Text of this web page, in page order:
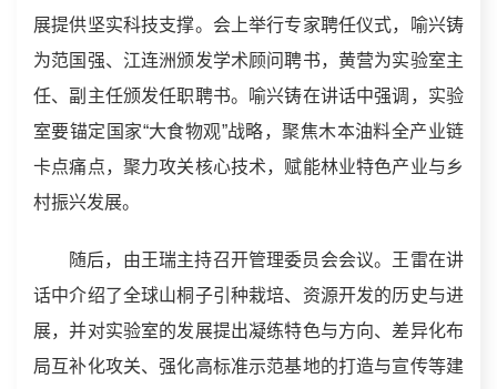
展提供坚实科技支撑。会上举行专家聘任仪式，喻兴铸
为范国强、江连洲颁发学术顾问聘书，黄营为实验室主
任、副主任颁发任职聘书。喻兴铸在讲话中强调，实验
室要锚定国家“大食物观”战略，聚焦木本油料全产业链
卡点痛点，聚力攻关核心技术，赋能林业特色产业与乡
村振兴发展。
随后，由王瑞主持召开管理委员会会议。王雷在讲
话中介绍了全球山桐子引种栽培、资源开发的历史与进
展，并对实验室的发展提出凝练特色与方向、差异化布
局互补化攻关、强化高标准示范基地的打造与宣传等建